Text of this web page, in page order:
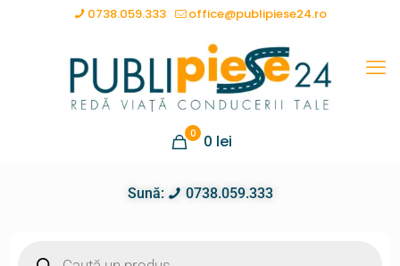
0738.059.333 office@publipiese24.ro
0 0 lei
Sună: 0738.059.333